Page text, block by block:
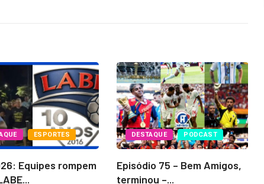
ESPORTES
Equipes rompem
DESTAQUE PODCAST
Episódio 75 – Bem Amigos,
terminou –...